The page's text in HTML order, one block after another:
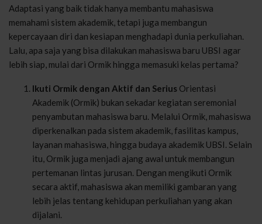
Adaptasi yang baik tidak hanya membantu mahasiswa
memahami sistem akademik, tetapi juga membangun
kepercayaan diri dan kesiapan menghadapi dunia perkuliahan.
Lalu, apa saja yang bisa dilakukan mahasiswa baru UBSI agar
lebih siap, mulai dari Ormik hingga memasuki kelas pertama?
Ikuti Ormik dengan Aktif dan Serius Orientasi
Akademik (Ormik) bukan sekadar kegiatan seremonial
penyambutan mahasiswa baru. Melalui Ormik, mahasiswa
diperkenalkan pada sistem akademik, fasilitas kampus,
layanan mahasiswa, hingga budaya akademik UBSI. Selain
itu, Ormik juga menjadi ajang awal untuk membangun
pertemanan lintas jurusan. Dengan mengikuti Ormik
secara aktif, mahasiswa akan memiliki gambaran yang
lebih jelas tentang kehidupan perkuliahan yang akan
dijalani.